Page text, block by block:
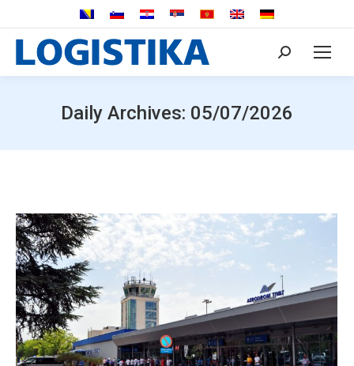
Search:
Daily Archives: 05/07/2026